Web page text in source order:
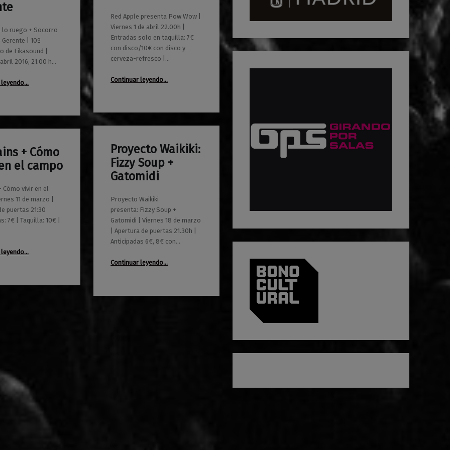
lo ruego + Socorro
| 10º
de Fikasound |
2016, 21.00 h…
“Piedad os lo ruego + Socorro Socorro + Gerente”
…
Red Apple presenta Pow Wow |
Viernes 1 de abril 22.00h |
Entradas solo en taquilla: 7€
con disco/10€ con disco y
cerveza-refresco |…
Continuar leyendo…
Proyecto Waikiki:
Fizzy Soup +
Gatomidi
Proyecto Waikiki
presenta: Fizzy Soup +
Gatomidi | Viernes 18 de marzo
| Apertura de puertas 21.30h |
Anticipadas 6€, 8€ con…
Continuar leyendo…
14/03/2016
0
Maravillas
+ Cómo
el campo
Cómo vivir en el
11 de marzo |
puertas 21:30
7€ | Taquilla: 10€ |
“Captains + Cómo vivir en el campo”
…